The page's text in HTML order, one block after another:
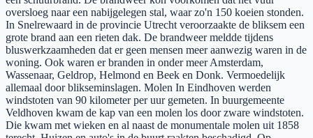
oversloeg naar een nabijgelegen stal, waar zo'n 150 koeien stonden.
In Snelrewaard in de provincie Utrecht veroorzaakte de bliksem een
grote brand aan een rieten dak. De brandweer meldde tijdens
bluswerkzaamheden dat er geen mensen meer aanwezig waren in de
woning. Ook waren er branden in onder meer Amsterdam,
Wassenaar, Geldrop, Helmond en Beek en Donk. Vermoedelijk
allemaal door blikseminslagen. Molen In Eindhoven werden
windstoten van 90 kilometer per uur gemeten. In buurgemeente
Veldhoven kwam de kap van een molen los door zware windstoten.
Die kwam met wieken en al naast de monumentale molen uit 1858